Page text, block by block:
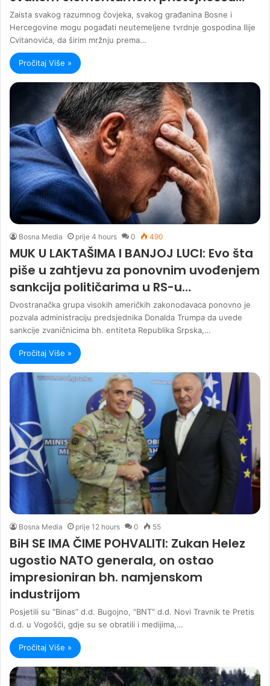
Zaista svakog razumnog čovjeka, svakog građanina Bosne i
Hercegovine mogu pogađati neutemeljene tvrdnje gospodina Ilije
Cvitanovića, da širim mržnju prema…
Pročitaj Više »
Bosna Media prije 4 hours 0 490
MUK U LAKTAŠIMA I BANJOJ LUCI: Evo šta
piše u zahtjevu za ponovnim uvođenjem
sankcija političarima u RS-u…
Dvostranačka grupa visokih američkih zakonodavaca ponovno je
pozvala administraciju predsjednika Donalda Trumpa da uvede
sankcije zvaničnicima bh. entiteta Republika Srpska,…
Pročitaj Više »
Bosna Media prije 12 hours 0 55
BiH SE IMA ČIME POHVALITI: Zukan Helez
ugostio NATO generala, on ostao
impresioniran bh. namjenskom
industrijom
Posjetili su “Binas” d.d. Bugojno, “BNT” d.d. Novi Travnik te Pretis
d.d. u Vogošći, gdje su se obratili i medijima,…
Pročitaj Više »